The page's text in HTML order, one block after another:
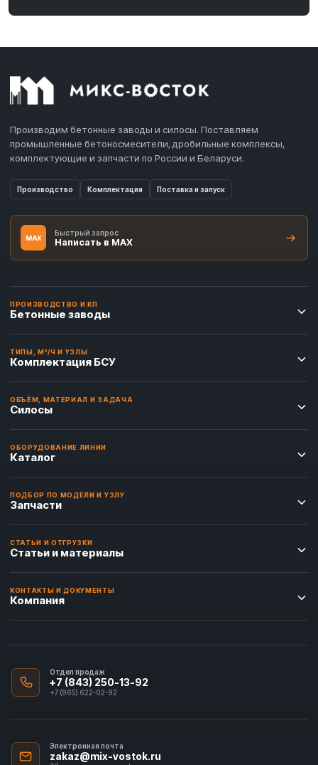
Производим бетонные заводы и силосы. Поставляем
промышленные бетоносмесители, дробильные комплексы,
комплектующие и запчасти по России и Беларуси.
Производство Комплектация Поставка и запуск
MAX
Быстрый запрос
Написать в MAX
ПРОИЗВОДСТВО И КП
Бетонные заводы
ТИПЫ, М³/Ч И УЗЛЫ
Комплектация БСУ
ОБЪЁМ, МАТЕРИАЛ И ЗАДАЧА
Силосы
ОБОРУДОВАНИЕ ЛИНИИ
Каталог
ПОДБОР ПО МОДЕЛИ И УЗЛУ
Запчасти
СТАТЬИ И ОТГРУЗКИ
Статьи и материалы
КОНТАКТЫ И ДОКУМЕНТЫ
Компания
Отдел продаж
+7 (843) 250-13-92
+7 (965) 622-02-92
Электронная почта
zakaz@mix-vostok.ru